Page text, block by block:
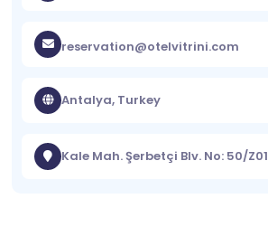
reservation@otelvitrini.com
Antalya, Turkey
Kale Mah. Şerbetçi Blv. No: 50/Z01